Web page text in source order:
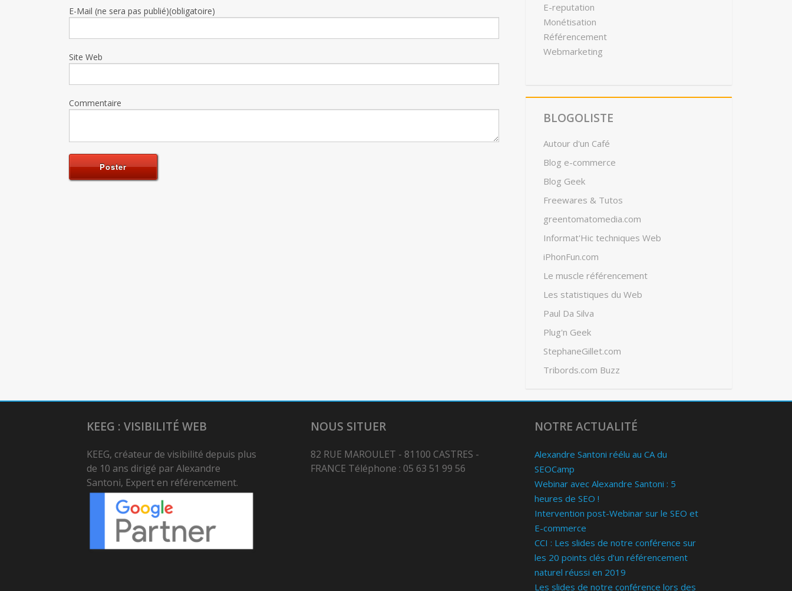
E-Mail (ne sera pas publié)(obligatoire)
Site Web
Commentaire
E-reputation
Monétisation
Référencement
Webmarketing
BLOGOLISTE
Autour d'un Café
Blog e-commerce
Blog Geek
Freewares & Tutos
greentomatomedia.com
Informat'Hic techniques Web
iPhonFun.com
Le muscle référencement
Les statistiques du Web
Paul Da Silva
Plug'n Geek
StephaneGillet.com
Tribords.com Buzz
KEEG : VISIBILITÉ WEB
KEEG, créateur de visibilité depuis plus
de 10 ans dirigé par Alexandre
Santoni, Expert en référencement.
NOUS SITUER
82 RUE MAROULET - 81100 CASTRES -
FRANCE Téléphone : 05 63 51 99 56
NOTRE ACTUALITÉ
Alexandre Santoni réélu au CA du
SEOCamp
Webinar avec Alexandre Santoni : 5
heures de SEO !
Intervention post-Webinar sur le SEO et
E-commerce
CCI : Les slides de notre conférence sur
les 20 points clés d’un référencement
naturel réussi en 2019
Les slides de notre conférence lors des